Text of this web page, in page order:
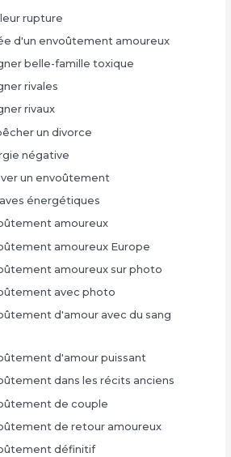
rupture
d'un envoûtement amoureux
belle-famille toxique
rivales
rivaux
un divorce
négative
un envoûtement
énergétiques
amoureux
amoureux Europe
amoureux sur photo
avec photo
d'amour avec du sang
d'amour puissant
dans les récits anciens
de couple
de retour amoureux
définitif